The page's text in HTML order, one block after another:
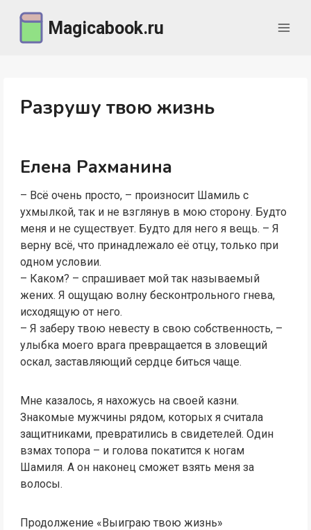
содержимому
Magicabook.ru
Разрушу твою жизнь
Елена Рахманина
– Всё очень просто, – произносит Шамиль с
ухмылкой, так и не взглянув в мою сторону. Будто
меня и не существует. Будто для него я вещь. – Я
верну всё, что принадлежало её отцу, только при
одном условии.
– Каком? – спрашивает мой так называемый
жених. Я ощущаю волну бесконтрольного гнева,
исходящую от него.
– Я заберу твою невесту в свою собственность, –
улыбка моего врага превращается в зловещий
оскал, заставляющий сердце биться чаще.
Мне казалось, я нахожусь на своей казни.
Знакомые мужчины рядом, которых я считала
защитниками, превратились в свидетелей. Один
взмах топора – и голова покатится к ногам
Шамиля. А он наконец сможет взять меня за
волосы.
Продолжение «Выиграю твою жизнь»